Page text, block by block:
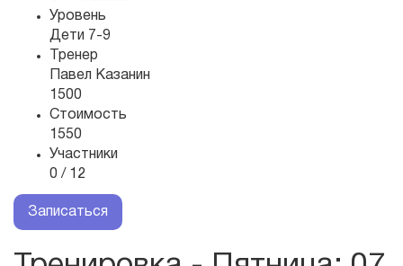
Уровень
Дети 7-9
Тренер
Павел Казанин
1500
Стоимость
1550
Участники
0 / 12
Записаться